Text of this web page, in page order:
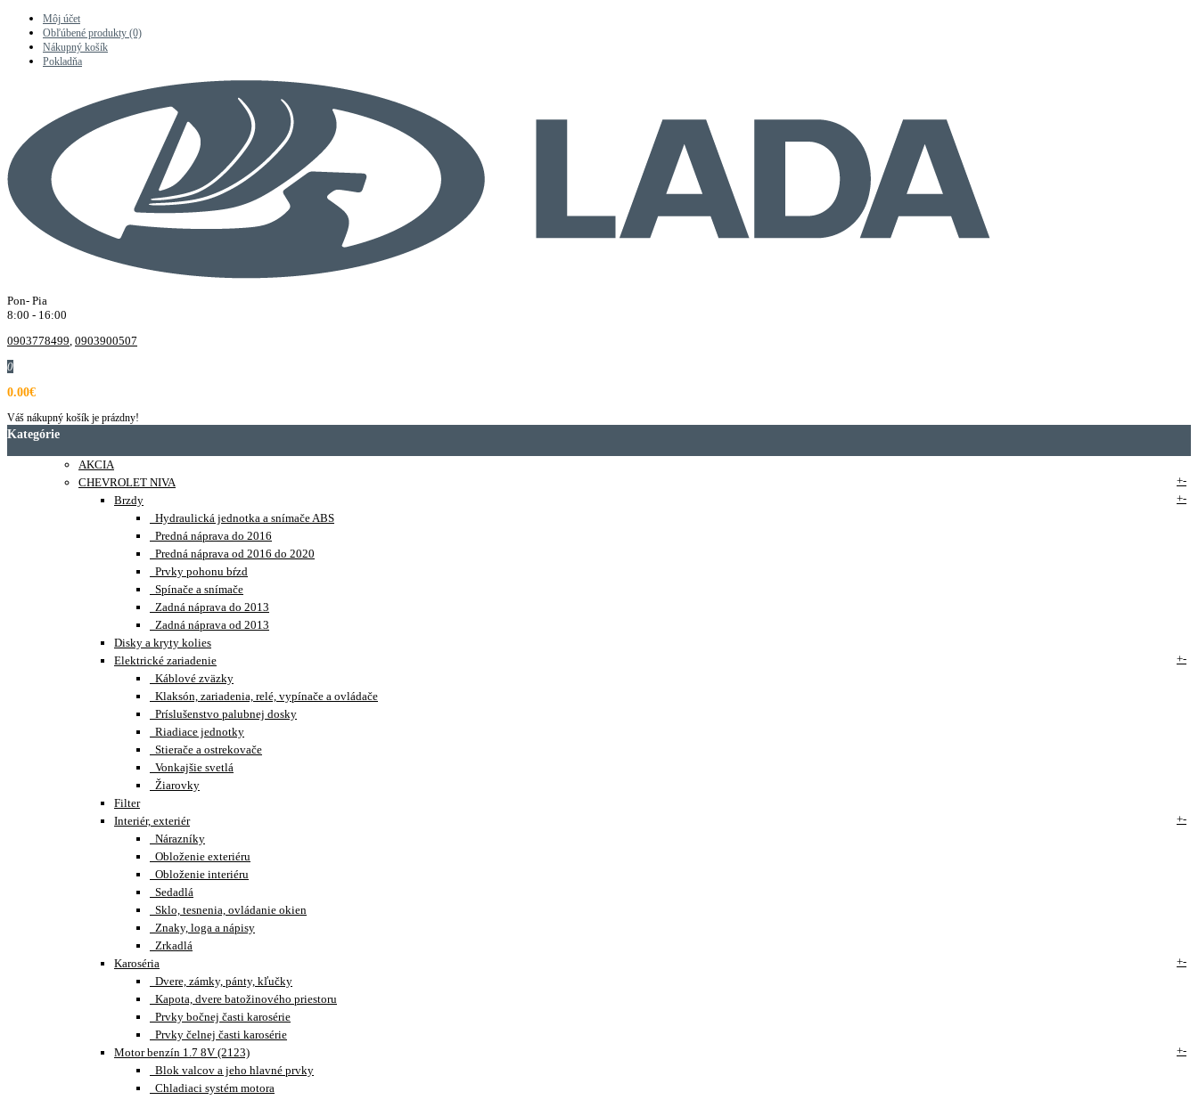
Môj účet
Obľúbené produkty (0)
Nákupný košík
Pokladňa
Pon- Pia
8:00 - 16:00
0903778499, 0903900507
0
0.00€
Váš nákupný košík je prázdny!
Kategórie
AKCIA
CHEVROLET NIVA
+-
Brzdy
+-
Hydraulická jednotka a snímače ABS
Predná náprava do 2016
Predná náprava od 2016 do 2020
Prvky pohonu bŕzd
Spínače a snímače
Zadná náprava do 2013
Zadná náprava od 2013
Disky a kryty kolies
Elektrické zariadenie
+-
Káblové zväzky
Klaksón, zariadenia, relé, vypínače a ovládače
Príslušenstvo palubnej dosky
Riadiace jednotky
Stierače a ostrekovače
Vonkajšie svetlá
Žiarovky
Filter
Interiér, exteriér
+-
Nárazníky
Obloženie exteriéru
Obloženie interiéru
Sedadlá
Sklo, tesnenia, ovládanie okien
Znaky, loga a nápisy
Zrkadlá
Karoséria
+-
Dvere, zámky, pánty, kľučky
Kapota, dvere batožinového priestoru
Prvky bočnej časti karosérie
Prvky čelnej časti karosérie
Motor benzín 1.7 8V (2123)
+-
Blok valcov a jeho hlavné prvky
Chladiaci systém motora